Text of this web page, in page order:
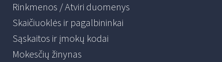
Rinkmenos / Atviri duomenys
Skaičiuoklės ir pagalbininkai
Sąskaitos ir įmokų kodai
Mokesčių žinynas